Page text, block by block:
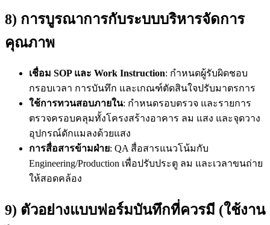
8) การบูรณาการกับระบบบริหารจัดการ
คุณภาพ
เชื่อม SOP และ Work Instruction: กำหนดผู้รับผิดชอบ
กรอบเวลา การบันทึก และเกณฑ์ตัดสินใจปรับมาตรการ
ใช้การทวนสอบภายใน: กำหนดรอบตรวจ และรายการ
ตรวจครอบคลุมทั้งโครงสร้างอาคาร ลม แสง และจุดวาง
อุปกรณ์ดักแมลงด้วยแสง
การสื่อสารข้ามฝ่าย: QA สื่อสารแนวโน้มกับ
Engineering/Production เพื่อปรับประตู ลม และเวลาขนถ่าย
ให้สอดคล้อง
9) ตัวอย่างแบบฟอร์มบันทึกที่ควรมี (ใช้งาน